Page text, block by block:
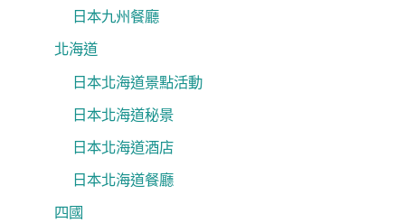
日本九州餐廳
北海道
日本北海道景點活動
日本北海道秘景
日本北海道酒店
日本北海道餐廳
四國